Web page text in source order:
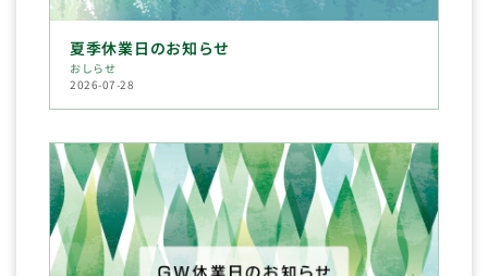
夏季休業日のお知らせ
おしらせ
2026-07-28